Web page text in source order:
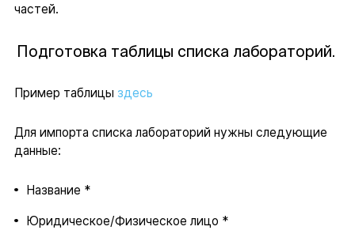
частей.
Подготовка таблицы списка лабораторий.
Пример таблицы здесь
Для импорта списка лабораторий нужны следующие
данные:
Название *
Юридическое/Физическое лицо *